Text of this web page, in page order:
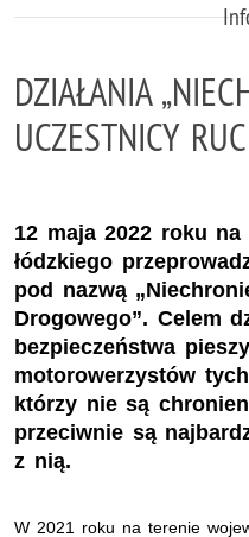
DZIAŁANIA
UCZESTNICY
12 maja 2022 roku
łódzkiego
pod nazwą
Drogowego”. Celem
bezpieczeństwa
motorowerzystów
którzy nie są
przeciwnie są
z nią.
W 2021 roku na terenie